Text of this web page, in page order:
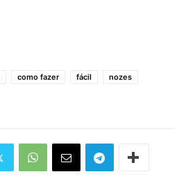
como fazer fácil
nozes